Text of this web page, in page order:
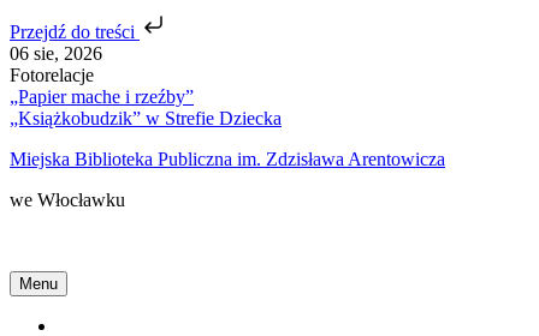
Przejdź do treści
Skip
to
content
06 sie, 2026
Fotorelacje
„Papier mache i rzeźby”
„Książkobudzik” w Strefie Dziecka
Miejska Biblioteka Publiczna im. Zdzisława Arentowicza
we Włocławku
Menu